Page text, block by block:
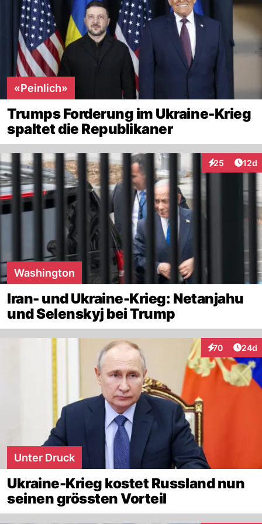
«Peinlich»
Trumps Forderung im Ukraine-Krieg
spaltet die Republikaner
25
Interaktionen
12d
Washington
Iran- und Ukraine-Krieg: Netanjahu
und Selenskyj bei Trump
70
Interaktionen
24d
Unter Druck
Ukraine-Krieg kostet Russland nun
seinen grössten Vorteil